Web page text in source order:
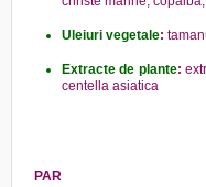
Uleiuri vegetale:
Extracte de plante:
centella asiatica
PAR